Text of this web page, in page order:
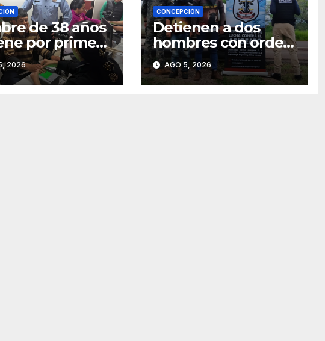
de 38 años
por primera
cédula de
en
2026
CONCEPCIÓN
Detienen a dos
hombres con orden
de captura por un
caso de abigeato
AGO 5, 2026